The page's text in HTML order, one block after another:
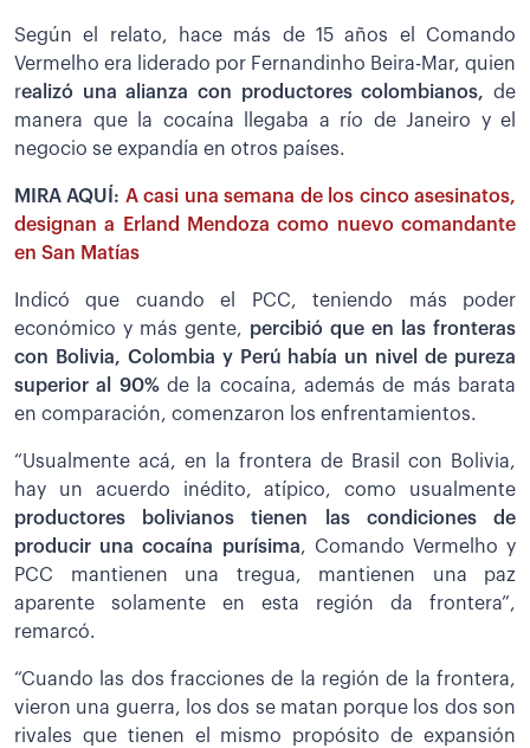
Según el relato, hace más de 15 años el Comando
Vermelho era liderado por Fernandinho Beira-Mar, quien
realizó una alianza con productores colombianos, de
manera que la cocaína llegaba a río de Janeiro y el
negocio se expandía en otros países.
MIRA AQUÍ: A casi una semana de los cinco asesinatos,
designan a Erland Mendoza como nuevo comandante
en San Matías
Indicó que cuando el PCC, teniendo más poder
económico y más gente, percibió que en las fronteras
con Bolivia, Colombia y Perú había un nivel de pureza
superior al 90%de la cocaína, además de más barata
en comparación, comenzaron los enfrentamientos.
“Usualmente acá, en la frontera de Brasil con Bolivia,
hay un acuerdo inédito, atípico, como usualmente
productores bolivianos tienen las condiciones de
producir una cocaína purísima, Comando Vermelho y
PCC mantienen una tregua, mantienen una paz
aparente solamente en esta región da frontera”,
remarcó.
“Cuando las dos fracciones de la región de la frontera,
vieron una guerra, los dos se matan porque los dos son
rivales que tienen el mismo propósito de expansión